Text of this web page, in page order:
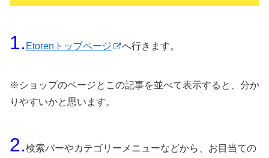
1. Etorenトップページ へ行きます。
※ショップのページとこの記事を並べて表示すると、分か
りやすいかと思います。
2.検索バーやカテゴリーメニューなどから、お目当ての